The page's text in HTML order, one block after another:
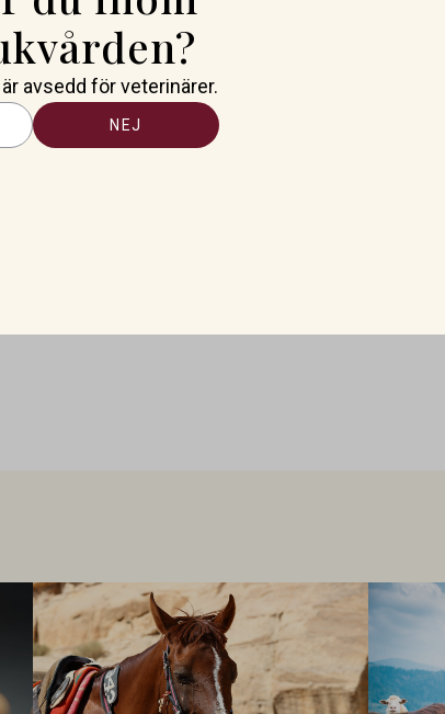
avsedd för veterinärer.
NEJ